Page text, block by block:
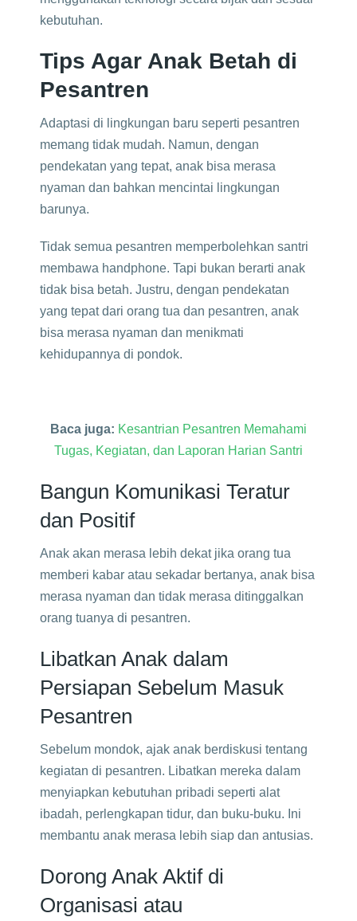
kebutuhan.
Tips Agar Anak Betah di
Pesantren
Adaptasi di lingkungan baru seperti pesantren
memang tidak mudah. Namun, dengan
pendekatan yang tepat, anak bisa merasa
nyaman dan bahkan mencintai lingkungan
barunya.
Tidak semua pesantren memperbolehkan santri
membawa handphone. Tapi bukan berarti anak
tidak bisa betah. Justru, dengan pendekatan
yang tepat dari orang tua dan pesantren, anak
bisa merasa nyaman dan menikmati
kehidupannya di pondok.
Baca juga: Kesantrian Pesantren Memahami
Tugas, Kegiatan, dan Laporan Harian Santri
Bangun Komunikasi Teratur
dan Positif
Anak akan merasa lebih dekat jika orang tua
memberi kabar atau sekadar bertanya, anak bisa
merasa nyaman dan tidak merasa ditinggalkan
orang tuanya di pesantren.
Libatkan Anak dalam
Persiapan Sebelum Masuk
Pesantren
Sebelum mondok, ajak anak berdiskusi tentang
kegiatan di pesantren. Libatkan mereka dalam
menyiapkan kebutuhan pribadi seperti alat
ibadah, perlengkapan tidur, dan buku-buku. Ini
membantu anak merasa lebih siap dan antusias.
Dorong Anak Aktif di
Organisasi atau